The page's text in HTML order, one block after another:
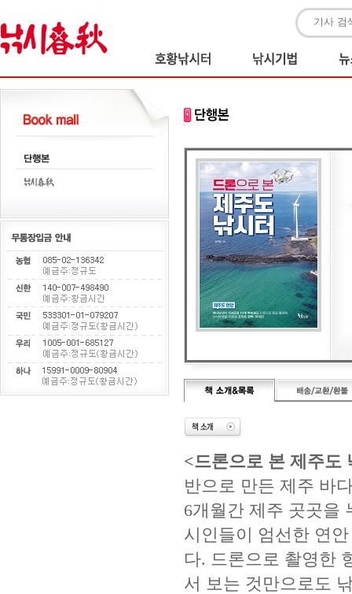
<드론으로 본 제주도
반으로 만든 제주 바
6개월간 제주 곳곳을
시인들이 엄선한 연
다. 드론으로 촬영한
서 보는 것만으로도